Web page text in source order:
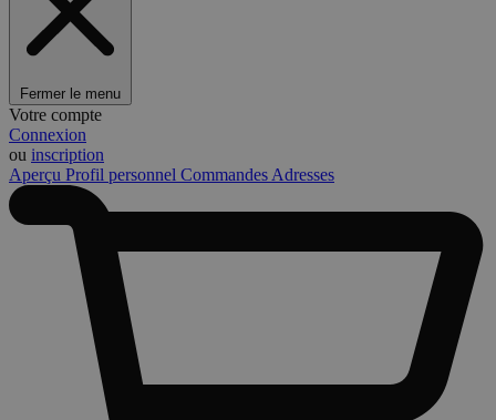
Fermer le menu
Votre compte
Connexion
ou inscription
Aperçu Profil personnel Commandes Adresses